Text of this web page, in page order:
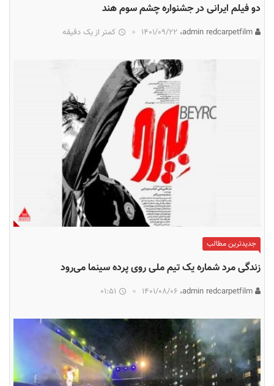
دو فیلم ایرانی در جشنواره چشم سوم هند
۱۴۰۱/۰۹/۲۲ کمتر از یک دقیقه
جدیدترین مطالب
زندگی مرد شماره یک تیم ملی روی پرده سینما می‌رود
۱۴۰۱/۰۸/۰۶ 01:51